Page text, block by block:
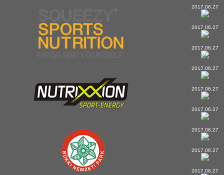
2017.06.27
2017.06.27
2017.06.27
2017.06.27
2017.06.27
2017.06.27
2017.06.27
2017.06.27
2017.06.27